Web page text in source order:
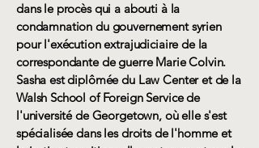
dans le procès qui a abouti à la
condamnation du gouvernement syrien
pour l'exécution extrajudiciaire de la
correspondante de guerre Marie Colvin.
Sasha est diplômée du Law Center et de la
Walsh School of Foreign Service de
l'université de Georgetown, où elle s'est
spécialisée dans les droits de l'homme et